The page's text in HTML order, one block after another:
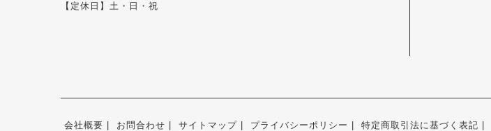
【定休日】土・日・祝
会社概要 お問合わせ サイトマップ プライバシーポリシー 特定商取引法に基づく表記